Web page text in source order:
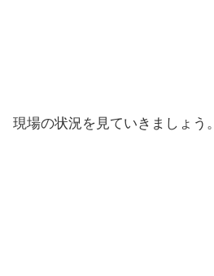
現場の状況を見ていきましょう。